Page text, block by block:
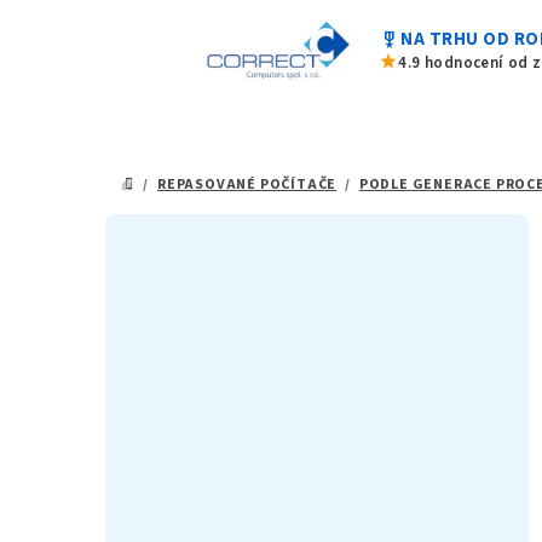
military_tech NA TRHU OD
star4.9 hodnocení od
DOMŮ
/ REPASOVANÉ POČÍTAČE / PODLE GENERACE